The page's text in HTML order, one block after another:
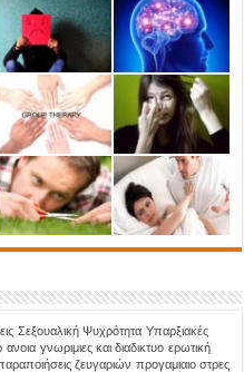
Σεξουαλική Ψυχρότητα Υπαρξιακές
ανοια γνωριμιες και διαδικτυο ερωτική
ζευγαριών προγαμιαιο στρες